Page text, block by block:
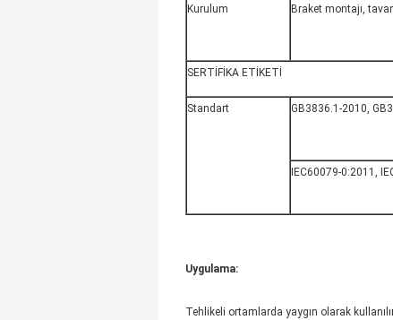
Kurulum Braket montajı,
SERTİFİKA ETİKETİ
Standart GB3836.1-2010,
IEC60079-0:2011,
Uygulama:
Tehlikeli ortamlarda yaygın olarak